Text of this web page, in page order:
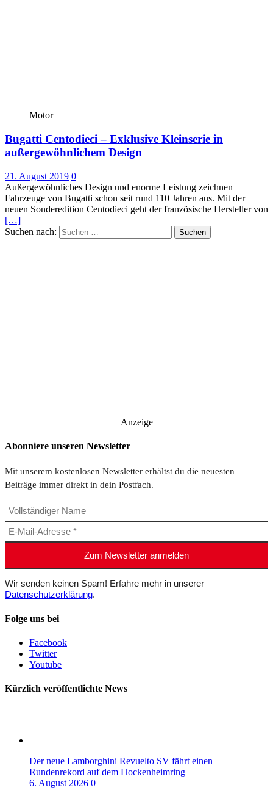
Motor
Bugatti Centodieci – Exklusive Kleinserie in
außergewöhnlichem Design
21. August 2019 0
Außergewöhnliches Design und enorme Leistung zeichnen
Fahrzeuge von Bugatti schon seit rund 110 Jahren aus. Mit der
neuen Sonderedition Centodieci geht der französische Hersteller von
[…]
Suchen nach:
Anzeige
Abonniere unseren Newsletter
Mit unserem kostenlosen Newsletter erhältst du die neuesten
Beiträge immer direkt in dein Postfach.
Wir senden keinen Spam! Erfahre mehr in unserer
Datenschutzerklärung.
Folge uns bei
Facebook
Twitter
Youtube
Kürzlich veröffentlichte News
Der neue Lamborghini Revuelto SV fährt einen
Rundenrekord auf dem Hockenheimring
6. August 2026 0